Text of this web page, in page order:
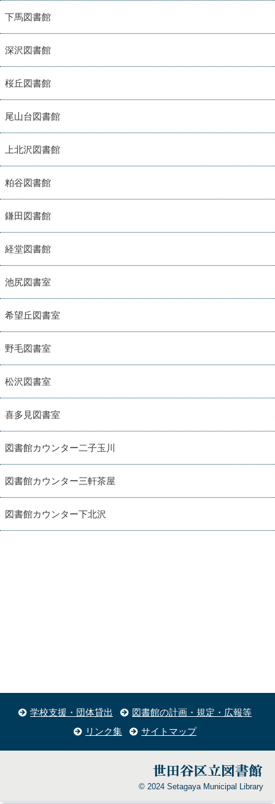
下馬図書館
深沢図書館
桜丘図書館
尾山台図書館
上北沢図書館
粕谷図書館
鎌田図書館
経堂図書館
池尻図書室
希望丘図書室
野毛図書室
松沢図書室
喜多見図書室
図書館カウンター二子玉川
図書館カウンター三軒茶屋
図書館カウンター下北沢
学校支援・団体貸出
図書館の計画・規定・広報等
リンク集
サイトマップ
© 2024 Setagaya Municipal Library